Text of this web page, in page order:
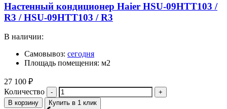
Настенный кондиционер Haier HSU-09HTT103 /
R3 / HSU-09HTT103 / R3
В наличии:
Самовывоз: сегодня
Площадь помещения: м2
27 100 ₽
Количество
В корзину Купить в 1 клик